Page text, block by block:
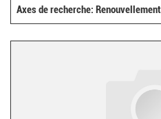
Axes de recherche: